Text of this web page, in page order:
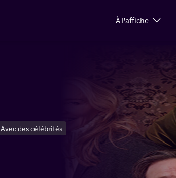
À l'affiche
Avec des célébrités